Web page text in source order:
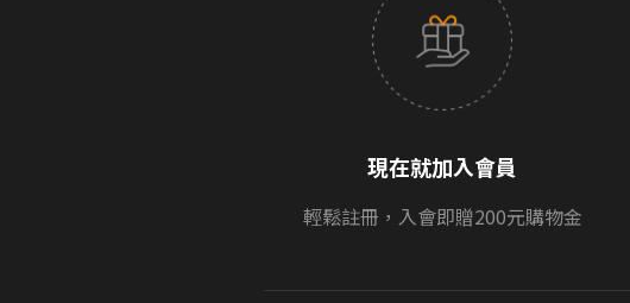
現在就加入會員
輕鬆註冊，入會即贈200元購物金